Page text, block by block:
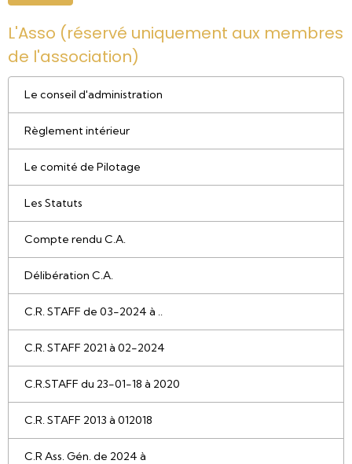
L'Asso (réservé uniquement aux membres
de l'association)
Le conseil d'administration
Règlement intérieur
Le comité de Pilotage
Les Statuts
Compte rendu C.A.
Délibération C.A.
C.R. STAFF de 03-2024 à ..
C.R. STAFF 2021 à 02-2024
C.R.STAFF du 23-01-18 à 2020
C.R. STAFF 2013 à 012018
C.R Ass. Gén. de 2024 à